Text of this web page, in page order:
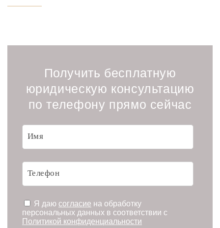
Получить бесплатную
юридическую консультацию
по телефону прямо сейчас
Я даю согласие на обработку
персональных данных в соответствии с
Политикой конфиденциальности